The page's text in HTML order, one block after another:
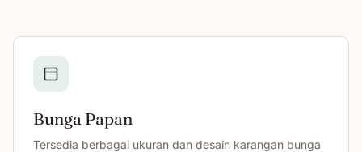
Bunga Papan
Tersedia berbagai ukuran dan desain karangan bunga